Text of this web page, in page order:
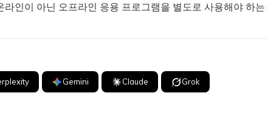
라인이 아닌 오프라인 응용 프로그램을 별도로 사용해야 하는
Gemini Claude Grok